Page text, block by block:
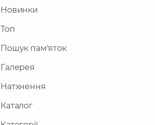
Новинки
Топ
Пошук пам'яток
Галерея
Натхнення
Каталог